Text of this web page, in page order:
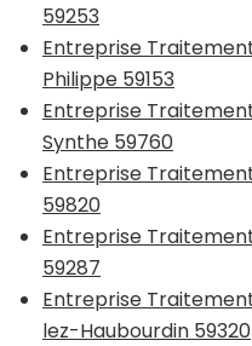
59253
Entreprise
Philippe 59153
Entreprise
Synthe 59760
Entreprise
59820
Entreprise
59287
Entreprise
lez-Haubourdin 59320